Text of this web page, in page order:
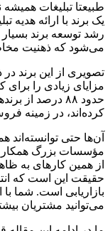
طبیعتا تبلیغات همیشه
یک برند با ارائه
رشد ‌توسعه برند
می‌شود که ذهنیت
تصویری از این برند
مزایای زیادی را برای
حدود ۸۸ درصد از
کرده‌اند، در زمینه
آن‌ها حتی توانسته‌اند
مؤسسات بزرگ همکاری
از همین کارهای به
حقیقت این است که
بازاریابی است. شما با
می‌توانید مشتریان